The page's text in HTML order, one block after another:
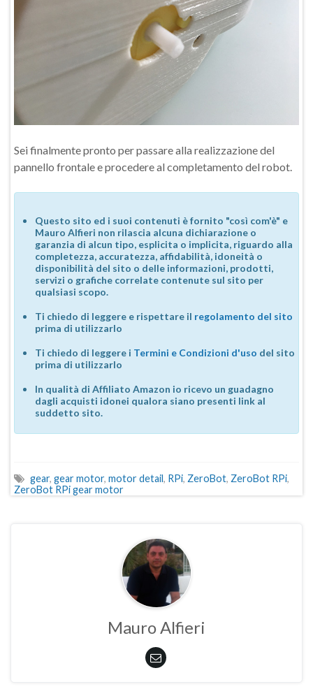
Sei finalmente pronto per passare alla realizzazione del
pannello frontale e procedere al completamento del robot.
Questo sito ed i suoi contenuti è fornito "così com'è" e
Mauro Alfieri non rilascia alcuna dichiarazione o
garanzia di alcun tipo, esplicita o implicita, riguardo alla
completezza, accuratezza, affidabilità, idoneità o
disponibilità del sito o delle informazioni, prodotti,
servizi o grafiche correlate contenute sul sito per
qualsiasi scopo.
Ti chiedo di leggere e rispettare il regolamento del sito
prima di utilizzarlo
Ti chiedo di leggere i Termini e Condizioni d'uso del sito
prima di utilizzarlo
In qualità di Affiliato Amazon io ricevo un guadagno
dagli acquisti idonei qualora siano presenti link al
suddetto sito.
gear, gear motor, motor detail, RPi, ZeroBot, ZeroBot RPi,
ZeroBot RPi gear motor
Mauro Alfieri